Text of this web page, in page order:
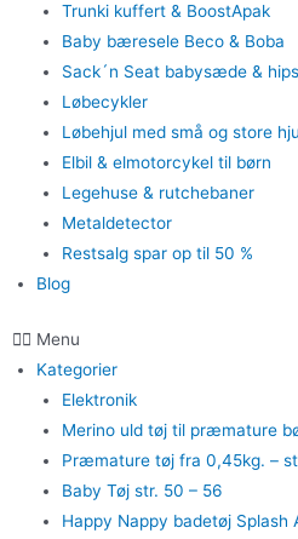
Trunki kuffert & BoostApak
Baby bæresele Beco & Boba
Sack´n Seat babysæde &
Løbecykler
Løbehjul med små og store
Elbil & elmotorcykel til børn
Legehuse & rutchebaner
Metaldetector
Restsalg spar op til 50 %
Blog
Menu
Kategorier
Elektronik
Merino uld tøj til præmature
Præmature tøj fra 0,45kg. –
Baby Tøj str. 50 – 56
Happy Nappy badetøj Splash